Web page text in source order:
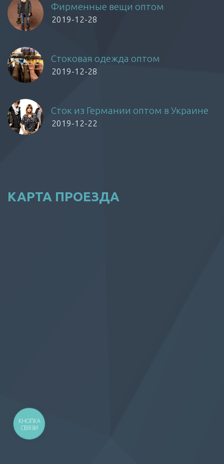
Фирменные вещи оптом
2019-12-28
Стоковая одежда оптом
2019-12-28
Сток из Германии оптом в Украине
2019-12-22
КАРТА ПРОЕЗДА
КНОПКА
СВЯЗИ